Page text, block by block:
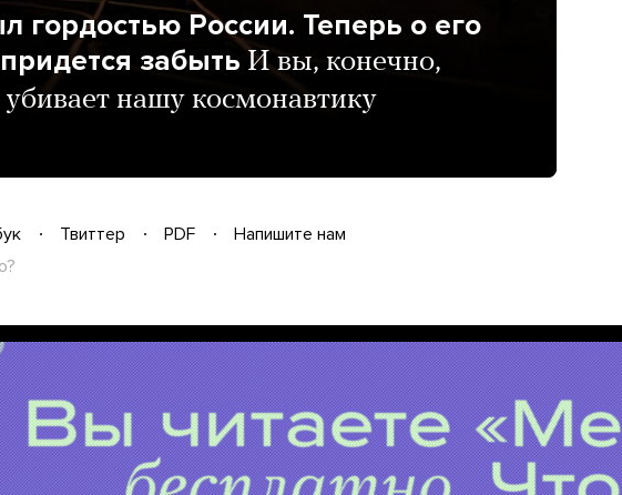
гордостью России. Теперь о его
забыть И вы, конечно,
убивает нашу космонавтику
Твиттер PDF
Напишите нам